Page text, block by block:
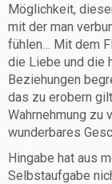
Möglichkeit,
mit der man
fühlen… Mit dem
die Liebe und die
Beziehungen
das zu erobern
Wahrnehmung zu
wunderbares
Hingabe hat aus
Selbstaufgabe